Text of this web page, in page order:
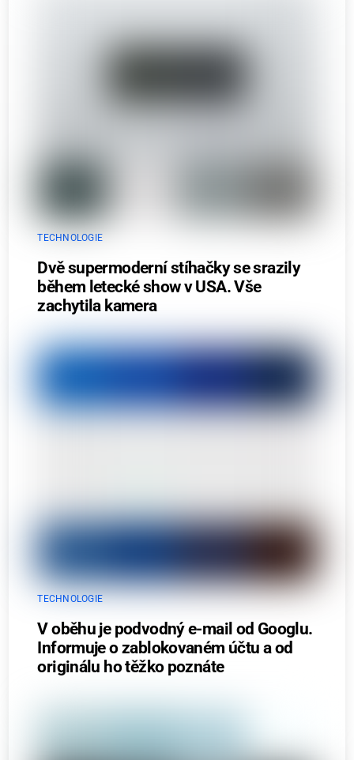
TECHNOLOGIE
Dvě supermoderní stíhačky se srazily
během letecké show v USA. Vše
zachytila kamera
TECHNOLOGIE
V oběhu je podvodný e-mail od Googlu.
Informuje o zablokovaném účtu a od
originálu ho těžko poznáte